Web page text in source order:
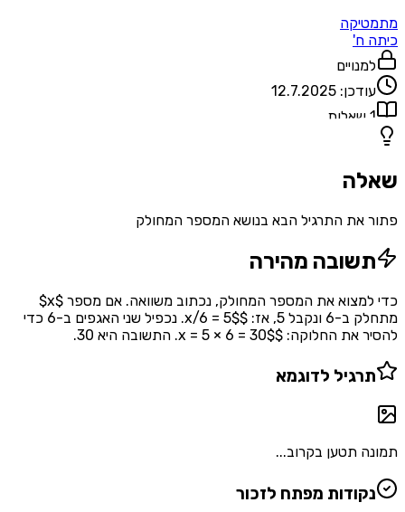
מתמטיקה
כיתה ח'
למנויים
עודכן: 12.7.2025
1 שאלות
שאלה
פתור את התרגיל הבא בנושא המספר המחולק
תשובה מהירה
כדי למצוא את המספר המחולק, נכתוב משוואה. אם מספר $x$
מתחלק ב-6 ונקבל 5, אז: $x/6 = 5$. נכפיל שני האגפים ב-6 כדי
להסיר את החלוקה: $x = 5 × 6 = 30$. התשובה היא 30.
תרגיל לדוגמא
תמונה תטען בקרוב...
נקודות מפתח לזכור